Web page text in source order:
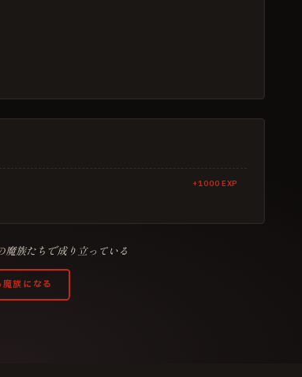
+1000 EXP
族たちで成り立っている
族になる